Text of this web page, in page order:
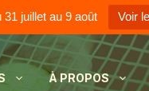
juillet au 9 août Voir
À PROPOS